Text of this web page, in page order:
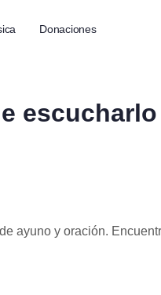
Donaciones
escucharlo
ayuno y oración.